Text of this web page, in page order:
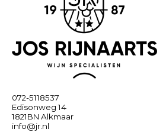
072-5118537
Edisonweg 14
1821BN Alkmaar
info@jr.nl